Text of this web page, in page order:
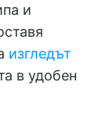
и
изгледът
в удобен